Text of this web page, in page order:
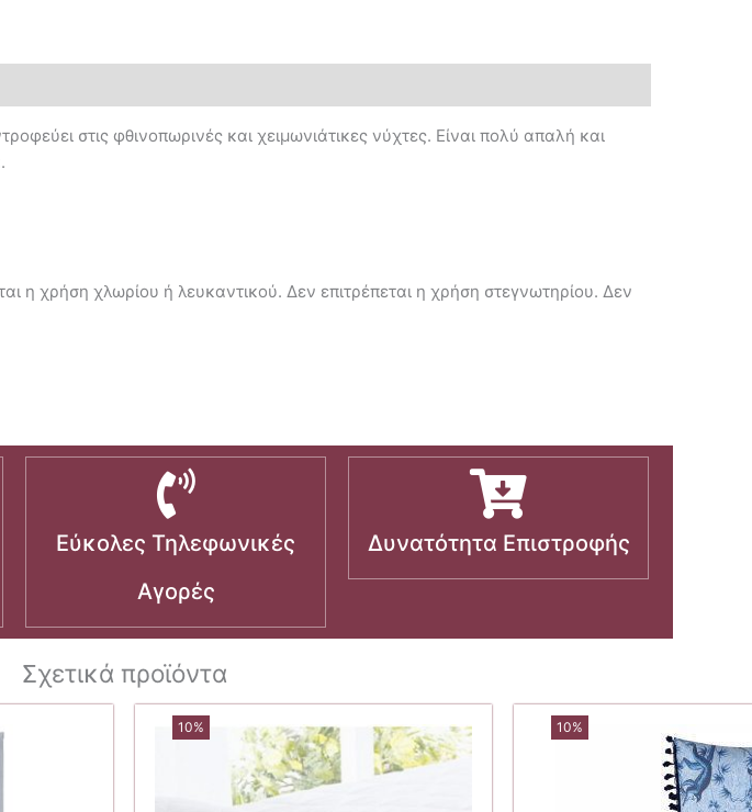
στις φθινοπωρινές και χειμωνιάτικες νύχτες. Eίναι πολύ απαλή και
η χρήση χλωρίου ή λευκαντικού. Δεν επιτρέπεται η χρήση στεγνωτηρίου. Δεν
Εύκολες Τηλεφωνικές
Αγορές
Δυνατότητα Επιστροφής
Σχετικά προϊόντα
10% 10%